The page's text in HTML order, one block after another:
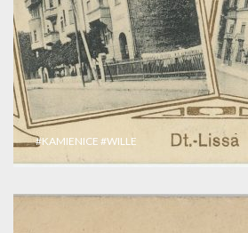
#KAMIENICE #WILLE